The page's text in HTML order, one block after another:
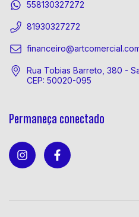
558130327272
81930327272
Rua Tobias Barreto, 380 -
CEP: 50020-095
Permaneça conectado